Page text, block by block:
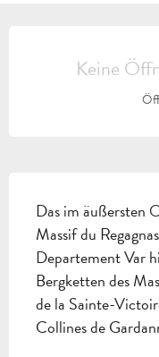
Keine
Das im äußersten
Massif du
Departement Var
Bergketten des
de la Sainte-
Collines de